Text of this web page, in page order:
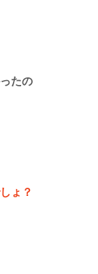
たの
ょ？